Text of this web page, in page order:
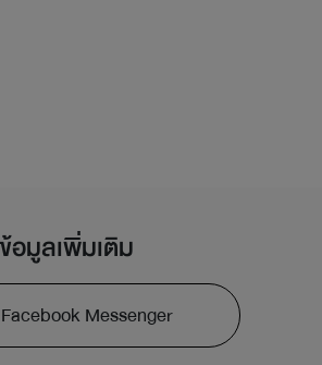
มูลเพิ่มเติม
Messenger